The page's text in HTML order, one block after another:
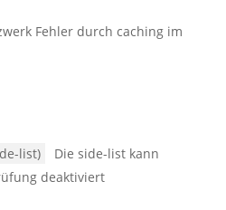
Fehler durch caching im
list)
Die side-list kann
deaktiviert